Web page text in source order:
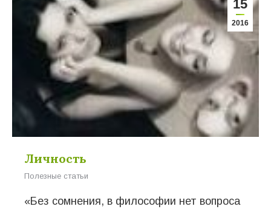
15
2016
Личность
Полезные статьи
«Без сомнения, в философии нет вопроса